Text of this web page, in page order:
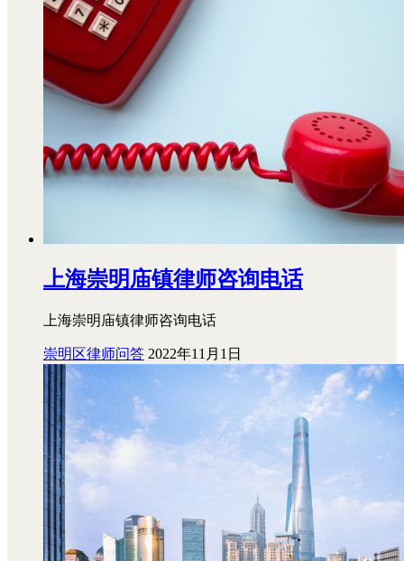
上海崇明庙镇律师咨询电话
上海崇明庙镇律师咨询电话
崇明区律师问答 2022年11月1日